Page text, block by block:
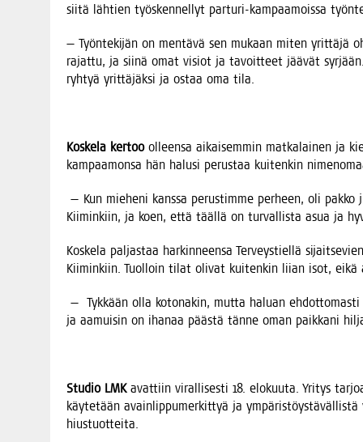
sii­tä läh­tien työs­ken­nel­lyt par­tu­ri-kam­paa­mois­sa
— Työn­te­ki­jän on men­tä­vä sen mukaan miten yrit­tä­jä
rajat­tu, ja sii­nä omat visiot ja tavoit­teet jää­vät
ryh­tyä yrit­tä­jäk­si ja ostaa oma tila.
Kos­ke­la ker­tooolleen­sa aikai­sem­min mat­ka­lai­nen ja
kam­paa­mon­sa hän halusi perus­taa kui­ten­kin
— Kun mie­he­ni kans­sa perus­tim­me per­heen, oli
Kii­min­kiin, ja koen, että tääl­lä on tur­val­lis­ta asua ja
Kos­ke­la pal­jas­taa har­kin­neen­sa Ter­veys­tiel­lä
Kii­min­kiin. Tuol­loin tilat oli­vat kui­ten­kin lii­an isot,
— Tyk­kään olla koto­na­kin, mut­ta haluan
ja aamui­sin on iha­naa pääs­tä tän­ne oman paik­ka­ni
Stu­dio LMKavat­tiin viral­li­ses­ti 18. elo­kuu­ta. Yri­tys
käy­te­tään avain­lip­pu­mer­kit­tyä ja
hiustuotteita.